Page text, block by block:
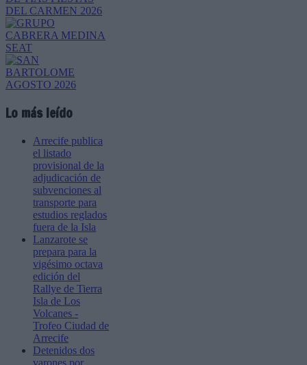
Lo más leído
Arrecife publica
el listado
provisional de la
adjudicación de
subvenciones al
transporte para
estudios reglados
fuera de la Isla
Lanzarote se
prepara para la
vigésimo octava
edición del
Rallye de Tierra
Isla de Los
Volcanes -
Trofeo Ciudad de
Arrecife
Detenidos dos
varones por